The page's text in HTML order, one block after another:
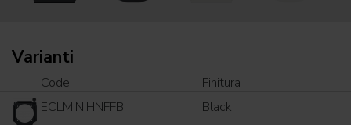
Varianti
Code
Finitura
ECLMINIHNFFB
Black